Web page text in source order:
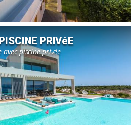
PRIVéE
piscine privée